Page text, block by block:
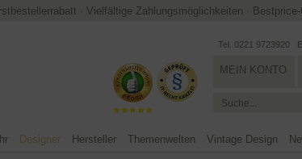
· Vielfältige Zahlungsmöglichkeiten ·
Tel. 0221 9723920
MEIN KONTO
Designer Hersteller Themenwelten Vintage Design